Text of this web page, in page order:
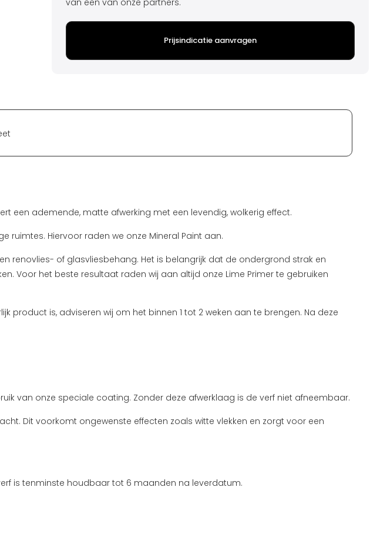
van een van onze partners.
Prijsindicatie aanvragen
een ademende, matte afwerking met een levendig, wolkerig effect.
ruimtes. Hiervoor raden we onze Mineral Paint aan.
renovlies- of glasvliesbehang. Het is belangrijk dat de ondergrond strak en
Voor het beste resultaat raden wij aan altijd onze Lime Primer te gebruiken
product is, adviseren wij om het binnen 1 tot 2 weken aan te brengen. Na deze
van onze speciale coating. Zonder deze afwerklaag is de verf niet afneembaar.
Dit voorkomt ongewenste effecten zoals witte vlekken en zorgt voor een
is tenminste houdbaar tot 6 maanden na leverdatum.